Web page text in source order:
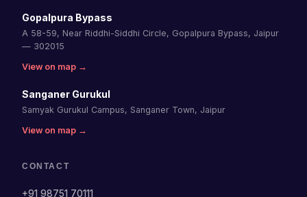
Gopalpura Bypass
A 58-59, Near Riddhi-Siddhi Circle, Gopalpura Bypass, Jaipur
— 302015
View on map →
Sanganer Gurukul
Samyak Gurukul Campus, Sanganer Town, Jaipur
View on map →
CONTACT
+91 98751 70111